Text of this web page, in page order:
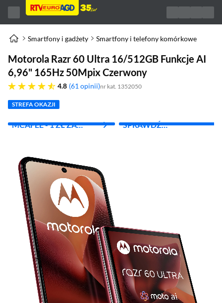
Smartfony i gadżety Smartfony i telefony komórkowe
Motorola Razr 60 Ultra 16/512GB Funkcje AI
6,96" 165Hz 50Mpix Czerwony
4.8
4.8 gwiazdek 61 opinii nr kat. 1352050
STREFA OKAZJI
MCAFEE - 1 ZŁ ZA
SPRAWDŹ